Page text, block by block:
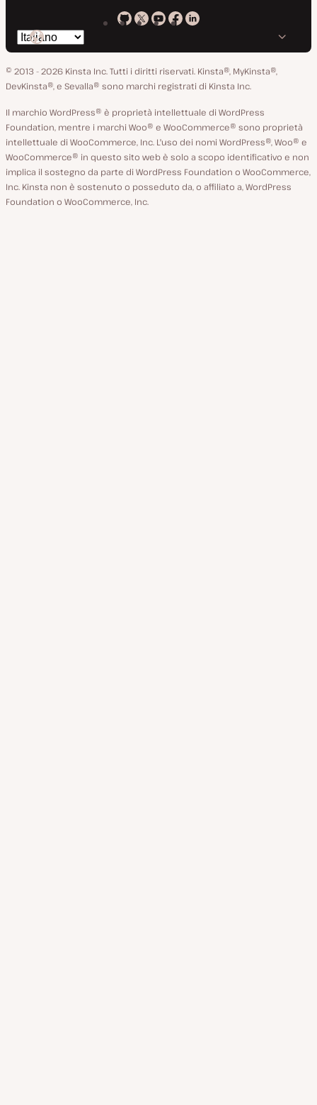
Kinsta
GitHub
Kinsta
X
Kinsta
YouTube
Kinsta
Facebook
Kinsta
LinkedIn
Cambia
lingua
© 2013 - 2026 Kinsta Inc. Tutti i diritti riservati. Kinsta®, MyKinsta®,
DevKinsta®, e Sevalla® sono marchi registrati di Kinsta Inc.
Il marchio WordPress® è proprietà intellettuale di WordPress
Foundation, mentre i marchi Woo® e WooCommerce® sono proprietà
intellettuale di WooCommerce, Inc. L'uso dei nomi WordPress®, Woo® e
WooCommerce® in questo sito web è solo a scopo identificativo e non
implica il sostegno da parte di WordPress Foundation o WooCommerce,
Inc. Kinsta non è sostenuto o posseduto da, o affiliato a, WordPress
Foundation o WooCommerce, Inc.